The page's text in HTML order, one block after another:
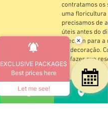
contratamos os
uma floricultura
precisamos de
úteis antes do
check-in para a
da decoração.
ao fazer sua
×
EXCLUSIVE PACKAGES
Best prices here
Let me see!